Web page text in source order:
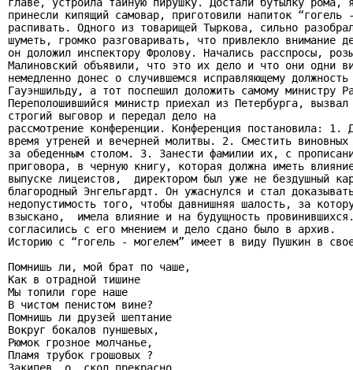
принесли кипящий самовар, приготовили напиток
распивать. Одного из товарищей Тыркова, сильно
шуметь, громко разговаривать, что привлекло внимание
он доложил инспектору Фролову. Начались расспросы,
Малиновский объявили, что это их дело и что они одни
немедленно донес о случившемся исправляющему
Гауэншильду, а тот поспешил доложить самому министру
Переполошившийся министр приехал из Петербурга,
строгий выговор и передал дело на
рассмотрение конференции. Конференция постановила: 1.
время утреней и вечерней молитвы. 2. Сместить виновных
за обеденным столом. 3. Занести фамилии их, с
приговора, в черную книгу, которая должна иметь
выпуске лицеистов,  директором был уже не бездушный
благородный Энгельгардт. Он ужаснулся и стал
недопустимость того, чтобы давнишняя шалость, за
взыскано,  имела влияние и на будущность
согласились с его мнением и дело сдано было в архив.
Историю с “гогель - могелем” имеет в виду Пушкин в
Помнишь ли, мой брат по чаше,
Как в отрадной тишине
Мы топили горе наше
В чистом пенистом вине?
Помнишь ли друзей шептание
Вокруг бокалов пуншевых,
Рюмок грозное молчанье,
Пламя трубок грошовых ?